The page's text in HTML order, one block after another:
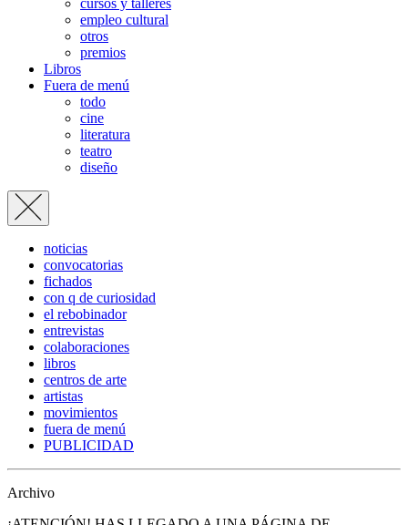
empleo cultural
otros
premios
Libros
Fuera de menú
todo
cine
literatura
teatro
diseño
noticias
convocatorias
fichados
con q de curiosidad
el rebobinador
entrevistas
colaboraciones
libros
centros de arte
artistas
movimientos
fuera de menú
PUBLICIDAD
Archivo